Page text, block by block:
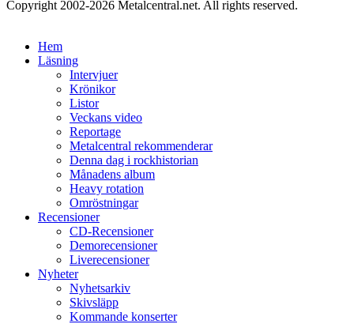
Copyright 2002-2026 Metalcentral.net. All rights reserved.
Hem
Läsning
Intervjuer
Krönikor
Listor
Veckans video
Reportage
Metalcentral rekommenderar
Denna dag i rockhistorian
Månadens album
Heavy rotation
Omröstningar
Recensioner
CD-Recensioner
Demorecensioner
Liverecensioner
Nyheter
Nyhetsarkiv
Skivsläpp
Kommande konserter